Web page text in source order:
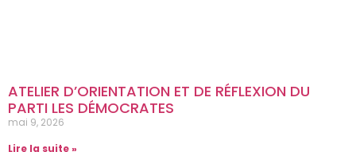
ATELIER D’ORIENTATION ET DE RÉFLEXION DU
PARTI LES DÉMOCRATES
mai 9, 2026
Lire la suite »